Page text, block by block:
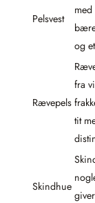
Pelsvest
og
Rævepels
fra
tit
Skindhue